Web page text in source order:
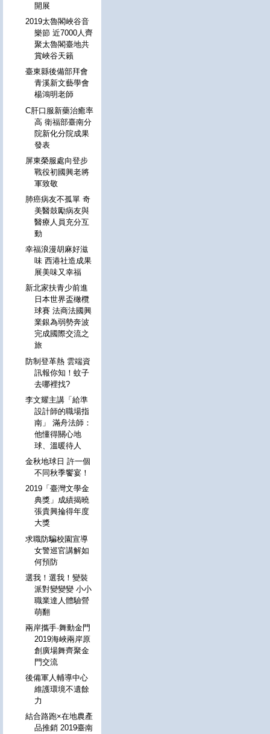
開展
2019太魯閣峽谷音
樂節 近7000人齊
聚太魯閣臺地共
賞峽谷天籟
臺東縣後備部拜會
青溪新文藝學會
楊鴻明老師
C肝口服新藥治癒率
高 衛福部臺南分
院新化分院成果
發表
屏東榮服處向登步
戰役初國興老將
軍致敬
肺癌病友不孤單 奇
美醫鼓勵病友與
醫療人員充分互
動
幸福浪漫胡麻好滋
味 西港社造成果
展美味又幸福
新北家扶青少前進
日本世界盃橄欖
球賽 法商法國興
業銀為弱勢奔波
完成國際交流之
旅
防制登革熱 雲端資
訊報你知！蚊子
去哪裡找?
李文耀主講「給準
設計師的職場指
南」 滿舟法師：
他懂得關心地
球、溫暖待人
金秋地球日 許一個
不同秋季饗宴！
2019「臺灣文學金
典獎」成績揭曉
張貴興掄得年度
大獎
求職防騙校園宣導
女警巡官講解如
何預防
選我！選我！變裝
派對變變變 小小
職業達人體驗營
萌翻
兩岸攜手·舞動金門
2019海峽兩岸原
創廣場舞齊聚金
門交流
後備軍人輔導中心
維護環境不遺餘
力
結合路跑×在地農產
品推銷 2019臺南